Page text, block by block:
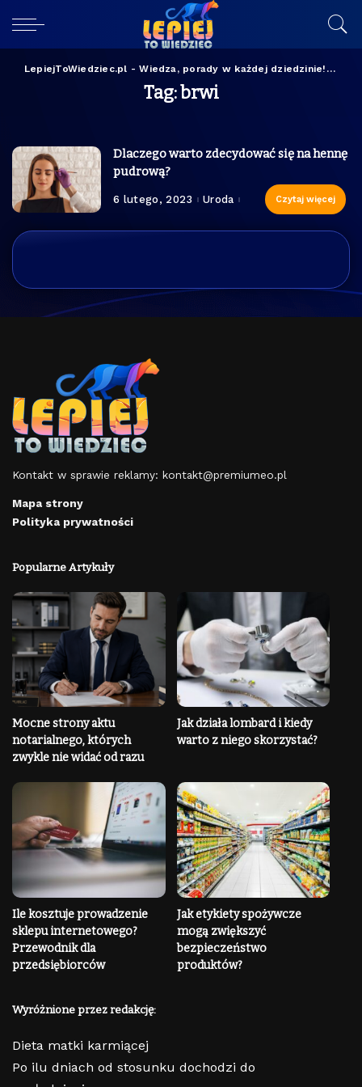
LepiejToWiedziec.pl - Wiedza, porady w każdej dziedzinie!
>
Tag:brwi
Dlaczego warto zdecydować się na hennę
pudrową?
6 lutego, 2023 Uroda Czytaj więcej
Kontakt w sprawie reklamy: kontakt@premiumeo.pl
Mapa strony
Polityka prywatności
Popularne Artykuły
Mocne strony aktu
notarialnego, których
zwykle nie widać od razu
Jak działa lombard i kiedy
warto z niego skorzystać?
Ile kosztuje prowadzenie
sklepu internetowego?
Przewodnik dla
przedsiębiorców
Jak etykiety spożywcze
mogą zwiększyć
bezpieczeństwo
produktów?
Wyróżnione przez redakcję:
Dieta matki karmiącej
Po ilu dniach od stosunku dochodzi do